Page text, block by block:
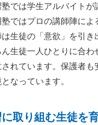
では学生アルバイトが
ではプロの講師陣によ
生徒の「意欲」を引き
生徒一人ひとりに合わ
れています。保護者も
なっています。
取り組む生徒を